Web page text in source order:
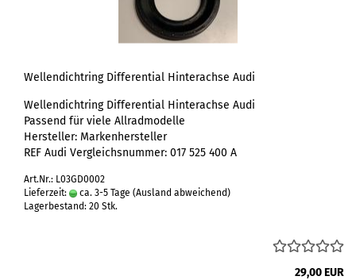
Wellendichtring Differential Hinterachse Audi
Wellendichtring Differential Hinterachse Audi
Passend für viele Allradmodelle
Hersteller: Markenhersteller
REF Audi Vergleichsnummer: 017 525 400 A
Art.Nr.: L03GD0002
Lieferzeit:
ca. 3-5 Tage (Ausland abweichend)
Lagerbestand: 20 Stk.
29,00 EUR